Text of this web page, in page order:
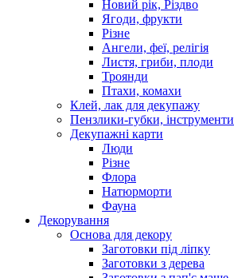
Новий рік, Різдво
Ягоди, фрукти
Різне
Ангели, феї, релігія
Листя, гриби, плоди
Троянди
Птахи, комахи
Клей, лак для декупажу
Пензлики-губки, інструменти
Декупажні карти
Люди
Різне
Флора
Натюрморти
Фауна
Декорування
Основа для декору
Заготовки під ліпку
Заготовки з дерева